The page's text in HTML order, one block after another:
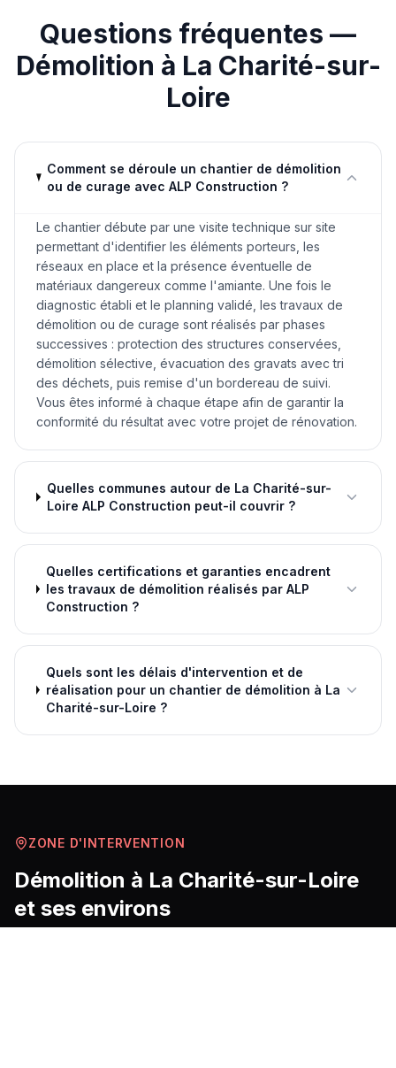
Questions fréquentes —
Démolition à La Charité-sur-
Loire
Comment se déroule un chantier de démolition
ou de curage avec ALP Construction ?
Le chantier débute par une visite technique sur site
permettant d'identifier les éléments porteurs, les
réseaux en place et la présence éventuelle de
matériaux dangereux comme l'amiante. Une fois le
diagnostic établi et le planning validé, les travaux de
démolition ou de curage sont réalisés par phases
successives : protection des structures conservées,
démolition sélective, évacuation des gravats avec tri
des déchets, puis remise d'un bordereau de suivi.
Vous êtes informé à chaque étape afin de garantir la
conformité du résultat avec votre projet de rénovation.
Quelles communes autour de La Charité-sur-
Loire ALP Construction peut-il couvrir ?
Quelles certifications et garanties encadrent
les travaux de démolition réalisés par ALP
Construction ?
Quels sont les délais d'intervention et de
réalisation pour un chantier de démolition à La
Charité-sur-Loire ?
ZONE D'INTERVENTION
Démolition à La Charité-sur-Loire
et ses environs